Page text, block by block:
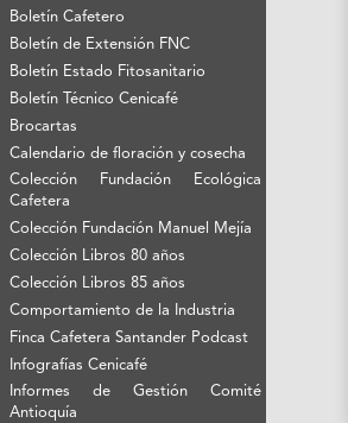
Boletín Cafetero
Boletín de Extensión FNC
Boletín Estado Fitosanitario
Boletín Técnico Cenicafé
Brocartas
Calendario de floración y cosecha
Colección Fundación Ecológica
Cafetera
Colección Fundación Manuel Mejía
Colección Libros 80 años
Colección Libros 85 años
Comportamiento de la Industria
Finca Cafetera Santander Podcast
Infografías Cenicafé
Informes de Gestión Comité
Antioquía